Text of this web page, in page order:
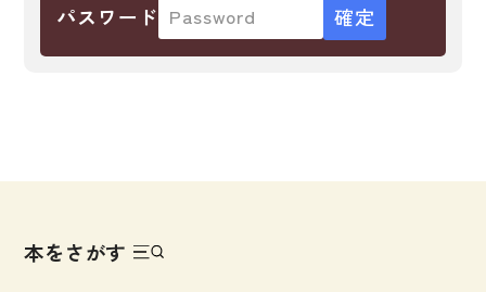
その他の質問
書店様向け
発音・聴解
作文
表記（かな・漢字）
日本語能力試験対策
パスワード
本をさがす